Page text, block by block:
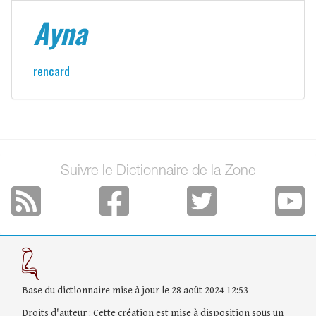
Ayna
rencard
Suivre le Dictionnaire de la Zone
Base du dictionnaire mise à jour le 28 août 2024 12:53
Droits d'auteur : Cette création est mise à disposition sous un